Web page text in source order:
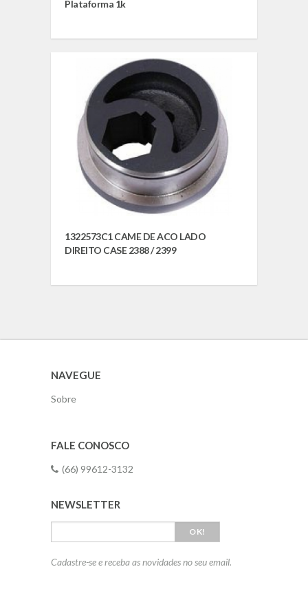
Plataforma 1k
1322573C1 CAME DE ACO LADO
DIREITO CASE 2388 / 2399
NAVEGUE
Sobre
FALE CONOSCO
(66) 99612-3132
NEWSLETTER
OK!
Cadastre-se e receba as novidades no seu email.